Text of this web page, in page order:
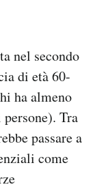
nel secondo
di età 60-
ha almeno
Tra
passare a
come